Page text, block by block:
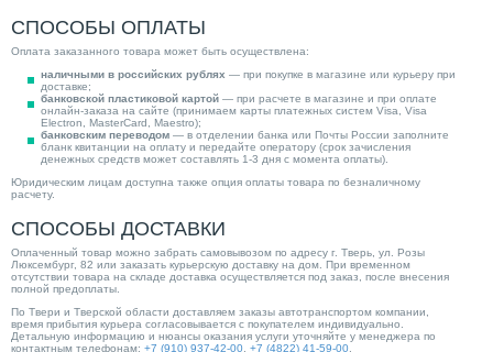
Внутр. бак
Дисплей
Производитель
Управление
Страна производитель
Германия
Высота (мм)
Нагревательный элемент
Теплообменник (ТЭН опционально)
Категория
СПОСОБЫ ОПЛАТЫ
Оплата заказанного товара может быть осуществлена:
наличными в российских рублях — при покупке в магазине или курьеру при
доставке;
банковской пластиковой картой — при расчете в магазине и при оплате
онлайн-заказа на сайте (принимаем карты платежных систем Visa, Visa
Electron, MasterCard, Maestro);
банковским переводом — в отделении банка или Почты России заполните
бланк квитанции на оплату и передайте оператору (срок зачисления
денежных средств может составлять 1-3 дня с момента оплаты).
Юридическим лицам доступна также опция оплаты товара по безналичному
расчету.
СПОСОБЫ ДОСТАВКИ
Оплаченный товар можно забрать самовывозом по адресу г. Тверь, ул. Розы
Люксембург, 82 или заказать курьерскую доставку на дом. При временном
отсутствии товара на складе доставка осуществляется под заказ, после внесения
полной предоплаты.
По Твери и Тверской области доставляем заказы автотранспортом компании,
время прибытия курьера согласовывается с покупателем индивидуально.
Детальную информацию и нюансы оказания услуги уточняйте у менеджера по
контактным телефонам: +7 (910) 937-42-00 +7 (4822) 41-59-00